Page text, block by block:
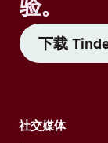
验。
下载
社交媒体